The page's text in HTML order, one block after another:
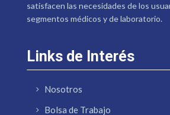
satisfacen las necesidades de los
segmentos médicos y de laboratorio.
Links de Interés
Nosotros
Bolsa de Trabajo